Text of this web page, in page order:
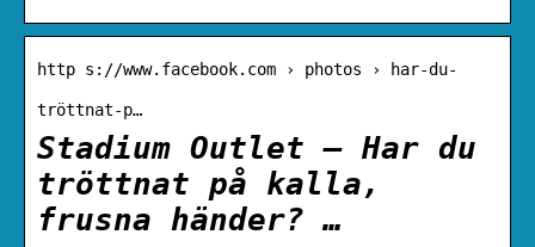
http s://www.facebook.com › photos › har-du-
tröttnat-p…
Stadium Outlet – Har du
tröttnat på kalla,
frusna händer? …